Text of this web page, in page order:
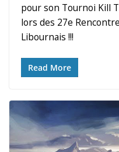
pour son Tournoi Kill
lors des 27e
Libournais !!!
Read More